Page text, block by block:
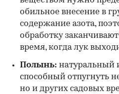
обильное внесение в
содержание азота,
обработку
время, когда лук
Полынь: натуральный
способный отпугнуть
но и других садовых